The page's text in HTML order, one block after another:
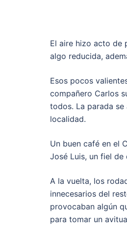
El aire hizo acto de
algo reducida,
Esos pocos
compañero Carlos
todos. La parada
localidad.
Un buen café en el
José Luis, un fiel
A la vuelta, los
innecesarios del
provocaban algún
para tomar un